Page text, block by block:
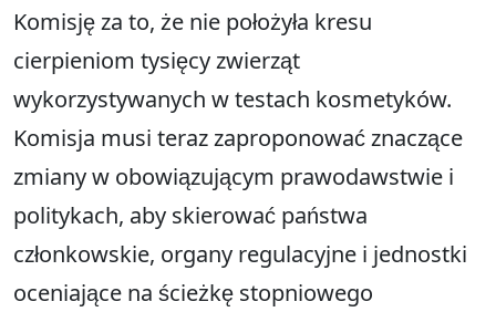
Komisję za to, że nie położyła kresu
cierpieniom tysięcy zwierząt
wykorzystywanych w testach kosmetyków.
Komisja musi teraz zaproponować znaczące
zmiany w obowiązującym prawodawstwie i
politykach, aby skierować państwa
członkowskie, organy regulacyjne i jednostki
oceniające na ścieżkę stopniowego